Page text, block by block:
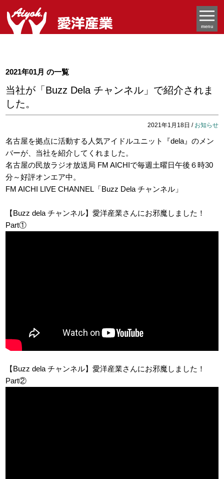
menu
2021年01月 の一覧
当社が「Buzz Dela チャンネル」で紹介されま
した。
2021年1月18日 / お知らせ
名古屋を拠点に活動する人気アイドルユニット『dela』のメン
バーが、当社を紹介してくれました。
名古屋の民放ラジオ放送局 FM AICHIで毎週土曜日午後６時30
分～好評オンエア中。
FM AICHI LIVE CHANNEL「Buzz Dela チャンネル」
【Buzz dela チャンネル】愛洋産業さんにお邪魔しました！
Part①
【Buzz dela チャンネル】愛洋産業さんにお邪魔しました！
Part②